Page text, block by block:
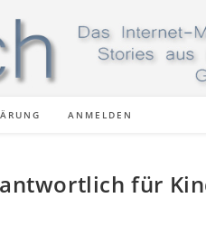
ANMELDEN
für